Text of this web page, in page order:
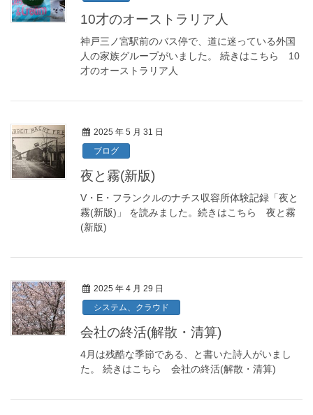
10才のオーストラリア人
神戸三ノ宮駅前のバス停で、道に迷っている外国
人の家族グループがいました。 続きはこちら 10
才のオーストラリア人
2025 年 5 月 31 日
ブログ
夜と霧(新版)
V・E・フランクルのナチス収容所体験記録「夜と
霧(新版)」 を読みました。続きはこちら 夜と霧
(新版)
2025 年 4 月 29 日
システム、クラウド
会社の終活(解散・清算)
4月は残酷な季節である、と書いた詩人がいまし
た。 続きはこちら 会社の終活(解散・清算)